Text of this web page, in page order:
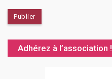
Adhérez à l’association !